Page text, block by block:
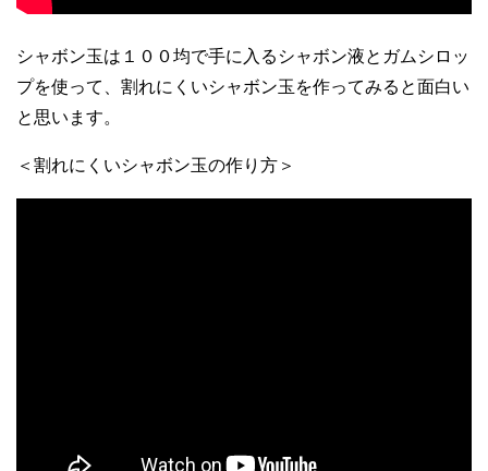
シャボン玉は１００均で手に入るシャボン液とガムシロッ
プを使って、割れにくいシャボン玉を作ってみると面白い
と思います。
＜割れにくいシャボン玉の作り方＞